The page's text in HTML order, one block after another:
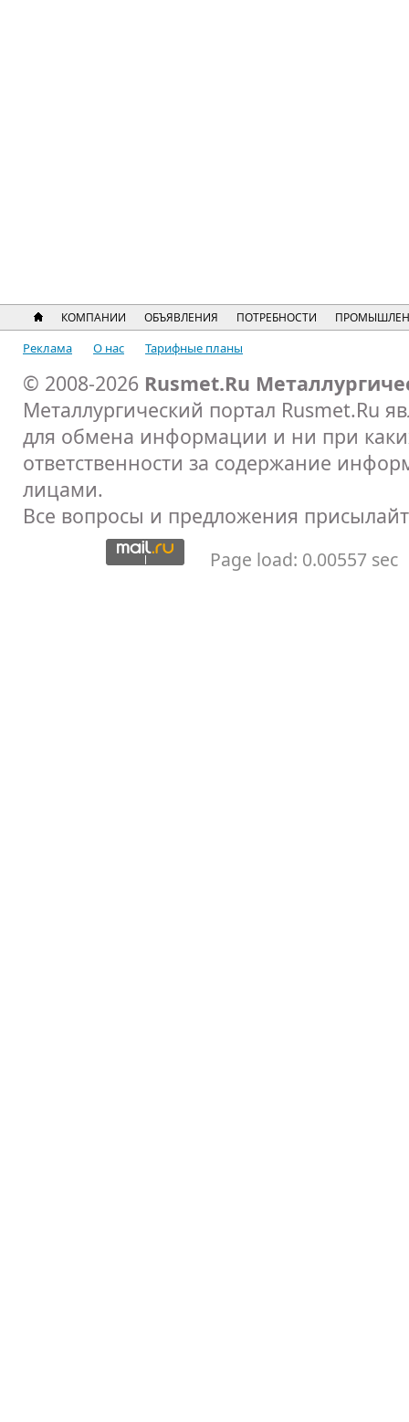
КОМПАНИИ ОБЪЯВЛЕНИЯ ПОТРЕБНОСТИ
Реклама О нас Тарифные планы
© 2008-2026 Rusmet.Ru
Металлургический портал Rusmet.Ru
для обмена информации и ни при
ответственности за содержание
лицами.
Все вопросы и предложения
Page load: 0.00557 sec